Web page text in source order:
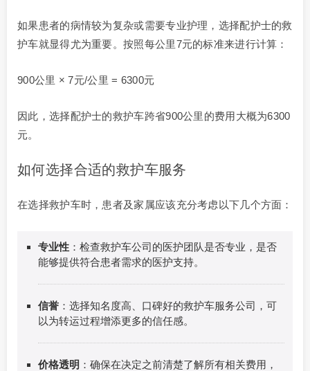
如果患者的病情较为复杂或需要专业护理，选择配护士的救
护车就显得尤为重要。按照每公里7元的标准来进行计算：
900公里 × 7元/公里 = 6300元
因此，选择配护士的救护车跨省900公里的费用大概为6300
元。
如何选择合适的救护车服务
在选择救护车时，患者及家属应该充分考虑以下几个方面：
专业性 ：检查救护车公司的医护团队是否专业，是否
能够提供符合患者需求的医护支持。
信誉 ：选择知名度高、口碑好的救护车服务公司，可
以为转运过程增添更多的信任感。
价格透明 ：确保在决定之前清楚了解所有相关费用，